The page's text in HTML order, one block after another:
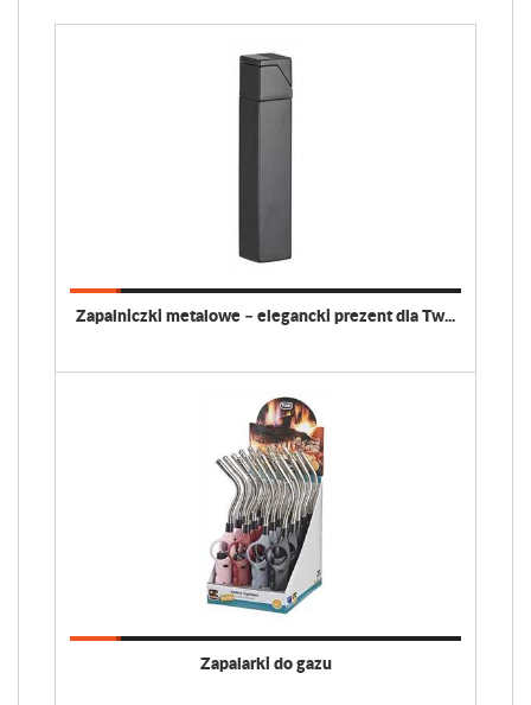
Zapalniczki metalowe – elegancki prezent dla Tw...
Zapalarki do gazu